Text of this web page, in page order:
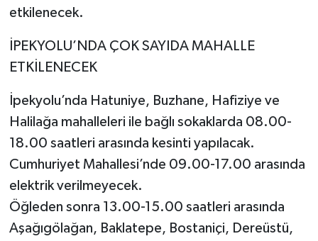
etkilenecek.
İPEKYOLU’NDA ÇOK SAYIDA MAHALLE
ETKİLENECEK
İpekyolu’nda Hatuniye, Buzhane, Hafiziye ve
Halilağa mahalleleri ile bağlı sokaklarda 08.00-
18.00 saatleri arasında kesinti yapılacak.
Cumhuriyet Mahallesi’nde 09.00-17.00 arasında
elektrik verilmeyecek.
Öğleden sonra 13.00-15.00 saatleri arasında
Aşağıgölağan, Baklatepe, Bostaniçi, Dereüstü,